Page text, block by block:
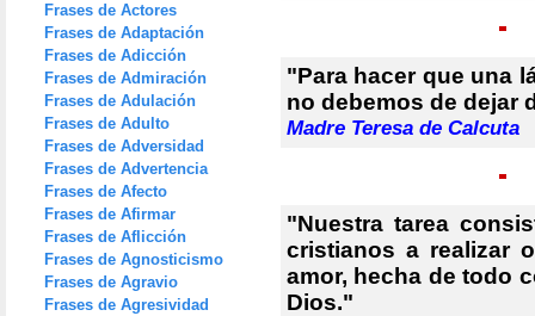
Frases de Actores
Frases de Adaptación
Frases de Adicción
Frases de Admiración
Frases de Adulación
Frases de Adulto
Frases de Adversidad
Frases de Advertencia
Frases de Afecto
Frases de Afirmar
Frases de Aflicción
Frases de Agnosticismo
Frases de Agravio
Frases de Agresividad
"Para hacer que una
no debemos de dejar
Madre Teresa de Calcuta
"Nuestra tarea
cristianos a realizar
amor, hecha de todo
Dios."